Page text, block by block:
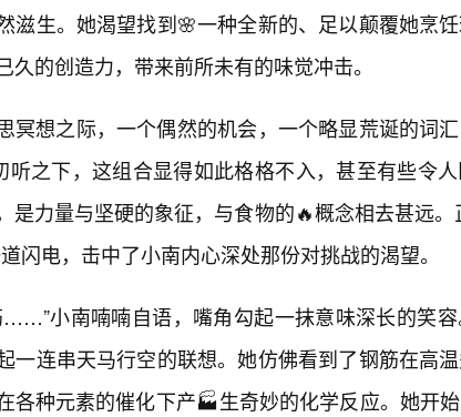
滋生。她渴望找到🌸一种全新的、足以颠覆她烹
久的创造力，带来前所未有的味觉冲击。
冥想之际，一个偶然的机会，一个略显荒诞的
听之下，这组合显得如此格格不入，甚至有些令
是力量与坚硬的象征，与食物的🔥概念相去甚远。
闪电，击中了小南内心深处那份对挑战的渴望。
……”小南喃喃自语，嘴角勾起一抹意味深长的笑
一连串天马行空的联想。她仿佛看到了钢筋在高
各种元素的催化下产🏭生奇妙的化学反应。她开